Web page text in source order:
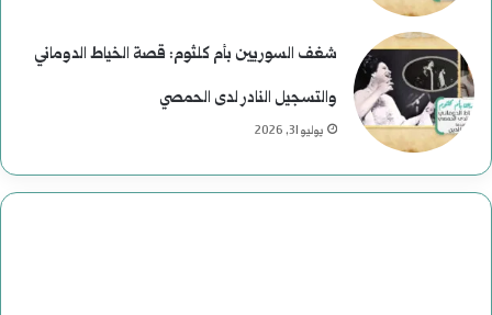
شغف السوريين بأم كلثوم: قصة الخياط الدوماني
والتسجيل النادر لدى الحمصي
يوليو 31, 2026